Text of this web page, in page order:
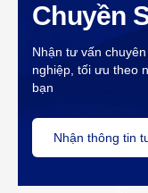
Chuyền
Nhận tư vấn
nghiệp, tối ưu theo
bạn
Nhận thông tin